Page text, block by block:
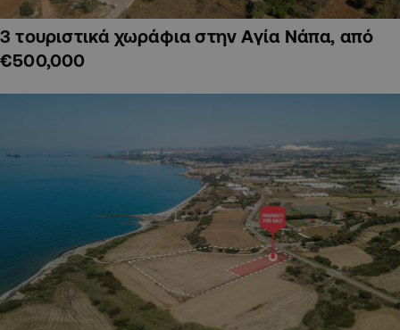
3 τουριστικά χωράφια στην Αγία Νάπα, από
€500,000